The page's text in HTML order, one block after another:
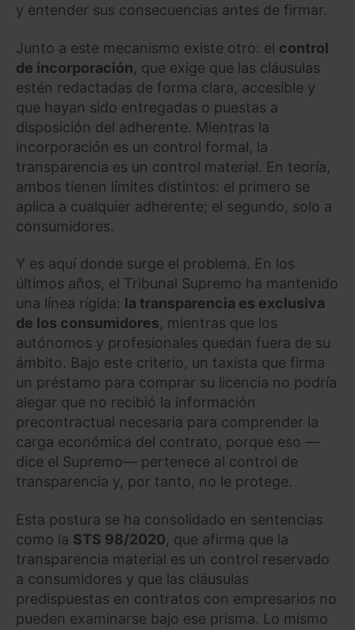
y entender sus consecuencias antes de firmar.
Junto a este mecanismo existe otro: el control
de incorporación, que exige que las cláusulas
estén redactadas de forma clara, accesible y
que hayan sido entregadas o puestas a
disposición del adherente. Mientras la
incorporación es un control formal, la
transparencia es un control material. En teoría,
ambos tienen límites distintos: el primero se
aplica a cualquier adherente; el segundo, solo a
consumidores.
Y es aquí donde surge el problema. En los
últimos años, el Tribunal Supremo ha mantenido
una línea rígida: la transparencia es exclusiva
de los consumidores, mientras que los
autónomos y profesionales quedan fuera de su
ámbito. Bajo este criterio, un taxista que firma
un préstamo para comprar su licencia no podría
alegar que no recibió la información
precontractual necesaria para comprender la
carga económica del contrato, porque eso —
dice el Supremo— pertenece al control de
transparencia y, por tanto, no le protege.
Esta postura se ha consolidado en sentencias
como la STS 98/2020, que afirma que la
transparencia material es un control reservado
a consumidores y que las cláusulas
predispuestas en contratos con empresarios no
pueden examinarse bajo ese prisma. Lo mismo